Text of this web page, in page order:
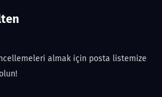
almak için posta listemize